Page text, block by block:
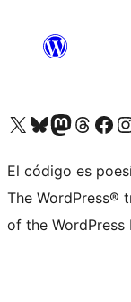
Visita nuestra cuenta de X (anteriormente Twitter)
Visita nuestra cuenta de Bluesky
Visita nuestra cuenta de
Visita nuestra cuenta
Visita
El código es
The WordPress®
of the WordPress